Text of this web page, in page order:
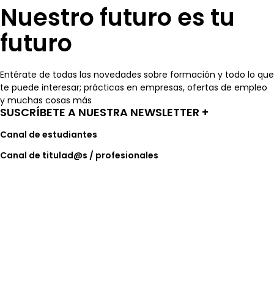
Nuestro futuro es tu
futuro
Entérate de todas las novedades sobre formación y todo lo que
te puede interesar; prácticas en empresas, ofertas de empleo
y muchas cosas más
SUSCRÍBETE A NUESTRA NEWSLETTER +​
Canal de estudiantes
Canal de titulad@s / profesionales